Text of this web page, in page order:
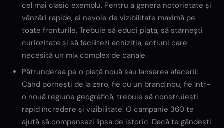
cel mai clasic exemplu. Pentru a genera notorietate și
vânzări rapide, ai nevoie de vizibilitate maximă pe
toate fronturile. Trebuie să educi piața, să stârnești
curiozitate și să facilitezi achiziția, acțiuni care
necesită un mix complex de canale.
Pătrunderea pe o piață nouă sau lansarea afacerii:
Când pornești de la zero, fie cu un brand nou, fie într-
o nouă regiune geografică, trebuie să construiești
rapid încredere și vizibilitate. O campanie 360 te
ajută să compensezi lipsa de istoric. Dacă te gândești